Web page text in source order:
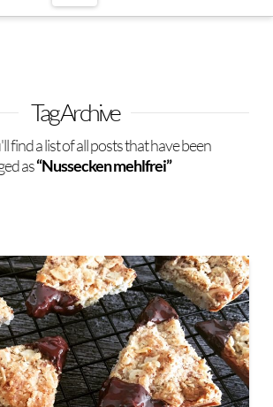
Tag Archive
find a list of all posts that have been
as“Nussecken mehlfrei”